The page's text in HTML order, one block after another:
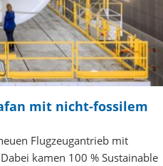
mit nicht-fossilem
Flugzeugantrieb mit
kamen 100 % Sustainable